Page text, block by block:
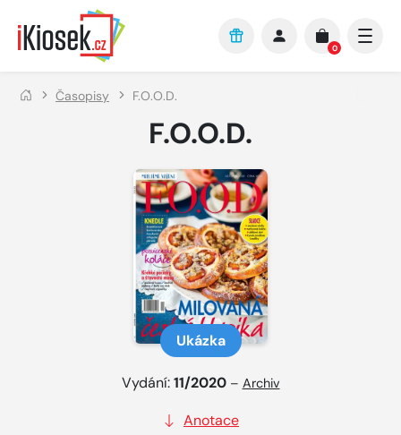
Přejít na hlavní obsah
0
Časopisy F.O.O.D.
F.O.O.D.
Ukázka
Vydání:11/2020 – Archiv
Anotace